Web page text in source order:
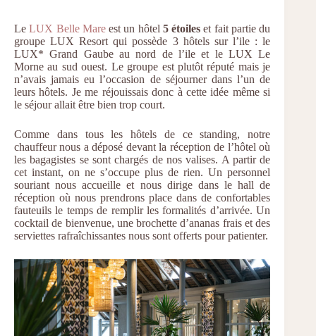
LeLUX Belle Mareest un hôtel 5 étoiles et fait partie du
groupe LUX Resort qui possède 3 hôtels sur l’ile : le
LUX* Grand Gaube au nord de l’ile et le LUX Le
Morne au sud ouest. Le groupe est plutôt réputé mais je
n’avais jamais eu l’occasion de séjourner dans l’un de
leurs hôtels. Je me réjouissais donc à cette idée même si
le séjour allait être bien trop court.
Comme dans tous les hôtels de ce standing, notre
chauffeur nous a déposé devant la réception de l’hôtel où
les bagagistes se sont chargés de nos valises. A partir de
cet instant, on ne s’occupe plus de rien. Un personnel
souriant nous accueille et nous dirige dans le hall de
réception où nous prendrons place dans de confortables
fauteuils le temps de remplir les formalités d’arrivée. Un
cocktail de bienvenue, une brochette d’ananas frais et des
serviettes rafraîchissantes nous sont offerts pour patienter.